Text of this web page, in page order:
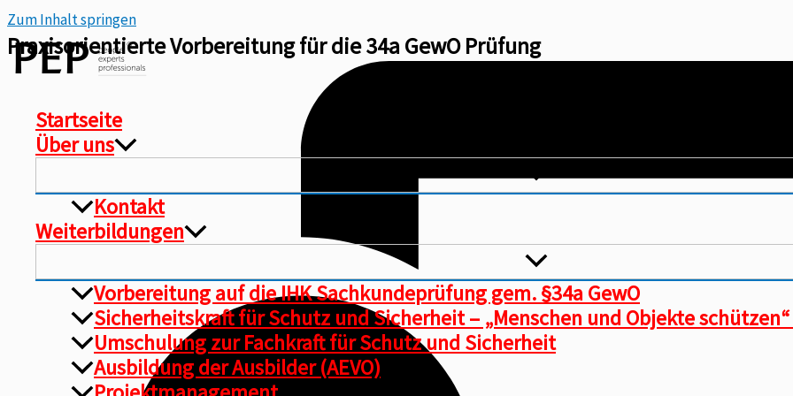
Zum Inhalt springen
Startseite
Über uns
Kontakt
Weiterbildungen
Vorbereitung auf die IHK Sachkundeprüfung gem. §34a GewO
Sicherheitskraft für Schutz und Sicherheit – „Menschen und Objekte schützen“
Umschulung zur Fachkraft für Schutz und Sicherheit​
Ausbildung der Ausbilder (AEVO)
Praxisorientierte Vorbereitung für die 34a GewO Prüfung